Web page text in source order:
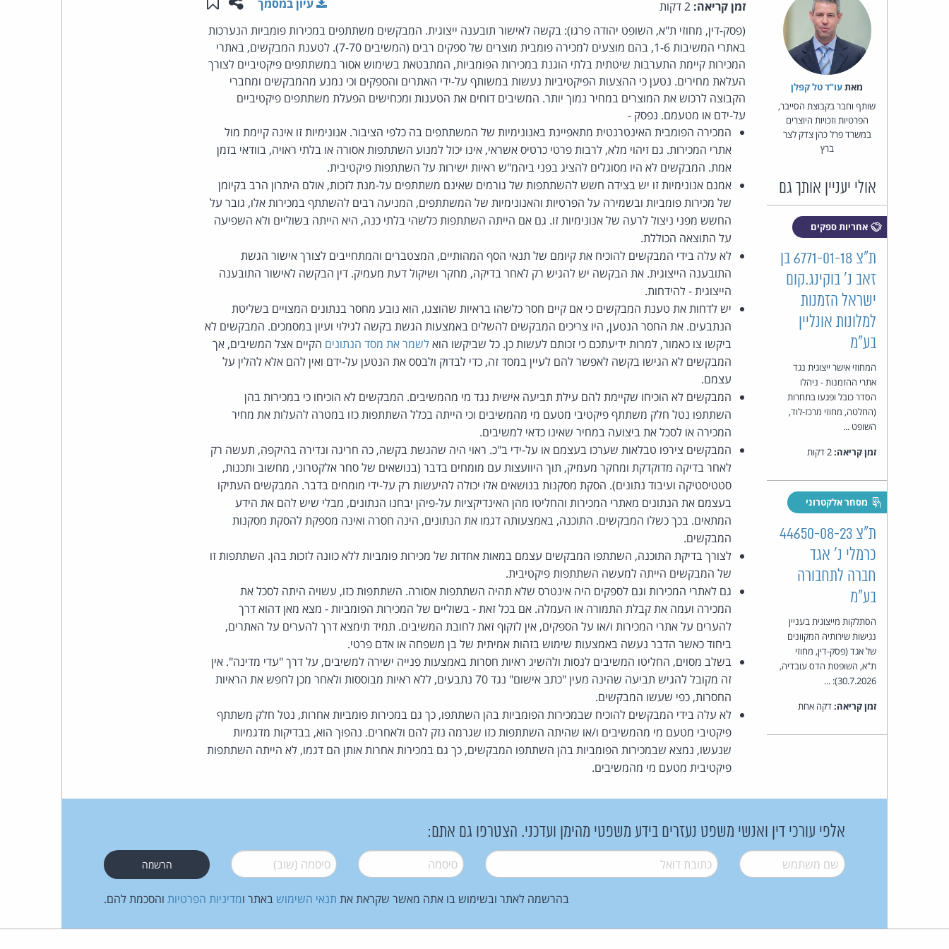
מאת‏עו"ד טל קפלן
שותף וחבר בקבוצת הסייבר,
הפרטיות וזכויות היוצרים
במשרד פרל כהן צדק לצר
ברץ
אולי יעניין אותך גם
אחריות ספקים
ת"צ 6771-01-18 בן
זאב נ' בוקינג.קום
ישראל הזמנות
למלונות אונליין
בע"מ
המחוזי אישר ייצוגית נגד
אתרי ההזמנות - ניהלו
הסדר כובל ופגעו בתחרות
(החלטה, מחוזי מרכז-לוד,
השופט ...
זמן קריאה:
מסחר אלקטרוני
ת"צ 44650-08-23
כרמלי נ' אגד
חברה לתחבורה
בע"מ
הסתלקות מייצוגית בעניין
נגישות שירותיה המקוונים
של אגד (פסק-דין, מחוזי
ת"א, השופטת הדס עובדיה,
30.7.2026): ...
זמן קריאה:דקה אחת
זמן קריאה:
עיון במסמך
(פסק-דין, מחוזי ת"א, השופט יהודה פרגו): בקשה לאישור תובענה ייצוגית. המבקשים משתתפים במכירות פומביות הנערכות
באתרי המשיבות 1-6, בהם מוצעים למכירה פומבית מוצרים של ספקים רבים (המשיבים 7-70). לטענת המבקשים, באתרי
המכירות קיימת התערבות שיטתית בלתי הוגנת במכירות הפומביות, המתבטאת בשימוש אסור במשתתפים פיקטיביים לצורך
העלאת מחירים. נטען כי ההצעות הפיקטיביות נעשות במשותף על-ידי האתרים והספקים וכי נמנע מהמבקשים ומחברי
הקבוצה לרכוש את המוצרים במחיר נמוך יותר. המשיבים דוחים את הטענות ומכחישים הפעלת משתתפים פיקטיביים
על-ידם או מטעמם. נפסק -
המכירה הפומבית האינטרנטית מתאפיינת באנונימיות של המשתתפים בה כלפי הציבור. אנונימיות זו אינה קיימת מול
אתרי המכירות. גם זיהוי מלא, לרבות פרטי כרטיס אשראי, אינו יכול למנוע השתתפות אסורה או בלתי ראויה, בוודאי בזמן
אמת. המבקשים לא היו מסוגלים להציג בפני ביהמ"ש ראיות ישירות על השתתפות פיקטיבית.
אמנם אנונימיות זו יש בצידה חשש להשתתפות של גורמים שאינם משתתפים על-מנת לזכות, אולם היתרון הרב בקיומן
של מכירות פומביות ובשמירה על הפרטיות והאנונימיות של המשתתפים, המניעה רבים להשתתף במכירות אלו, גובר על
החשש מפני ניצול לרעה של אנונימיות זו. גם אם הייתה השתתפות כלשהי בלתי כנה, היא הייתה בשוליים ולא השפיעה
על התוצאה הכוללת.
לא עלה בידי המבקשים להוכיח את קיומם של תנאי הסף המהותיים, המצטברים והמתחייבים לצורך אישור הגשת
התובענה הייצוגית. את הבקשה יש להגיש רק לאחר בדיקה, מחקר ושיקול דעת מעמיק. דין הבקשה לאישור התובענה
הייצוגית - להידחות.
יש לדחות את טענת המבקשים כי אם קיים חסר כלשהו בראיות שהוצגו, הוא נובע מחסר בנתונים המצויים בשליטת
הנתבעים. את החסר הנטען, היו צריכים המבקשים להשלים באמצעות הגשת בקשה לגילוי ועיון במסמכים. המבקשים לא
ביקשו צו כאמור, למרות ידיעתכם כי זכותם לעשות כן. כל שביקשו הואלשמר את מסד הנתונים הקיים אצל המשיבים, אך
המבקשים לא הגישו בקשה לאפשר להם לעיין במסד זה, כדי לבדוק ולבסס את הנטען על-ידם ואין להם אלא להלין על
עצמם.
המבקשים לא הוכיחו שקיימת להם עילת תביעה אישית נגד מי מהמשיבים. המבקשים לא הוכיחו כי במכירות בהן
השתתפו נטל חלק משתתף פיקטיבי מטעם מי מהמשיבים וכי הייתה בכלל השתתפות כזו במטרה להעלות את מחיר
המכירה או לסכל את ביצועה במחיר שאינו כדאי למשיבים.
המבקשים צירפו טבלאות שערכו בעצמם או על-ידי ב"כ. ראוי היה שהגשת בקשה, כה חריגה ונדירה בהיקפה, תעשה רק
לאחר בדיקה מדוקדקת ומחקר מעמיק, תוך היוועצות עם מומחים בדבר (בנושאים של סחר אלקטרוני, מחשוב ותכנות,
סטטיסטיקה ועיבוד נתונים). הסקת מסקנות בנושאים אלו יכולה להיעשות רק על-ידי מומחים בדבר. המבקשים העתיקו
בעצמם את הנתונים מאתרי המכירות והחליטו מהן האינדיקציות על-פיהן יבחנו הנתונים, מבלי שיש להם את הידע
המתאים. בכך כשלו המבקשים. התוכנה, באמצעותה דגמו את הנתונים, הינה חסרה ואינה מספקת להסקת מסקנות
המבקשים.
לצורך בדיקת התוכנה, השתתפו המבקשים עצמם במאות אחדות של מכירות פומביות ללא כוונה לזכות בהן. השתתפות זו
של המבקשים הייתה למעשה השתתפות פיקטיבית.
גם לאתרי המכירות וגם לספקים היה אינטרס שלא תהיה השתתפות אסורה. השתתפות כזו, עשויה היתה לסכל את
המכירה ועמה את קבלת התמורה או העמלה. אם בכל זאת - בשוליים של המכירות הפומביות - מצא מאן דהוא דרך
להערים על אתרי המכירות ו/או על הספקים, אין לזקוף זאת לחובת המשיבים. תמיד תימצא דרך להערים על האתרים,
ביחוד כאשר הדבר נעשה באמצעות שימוש בזהות אמיתית של בן משפחה או אדם פרטי.
בשלב מסוים, החליטו המשיבים לנסות ולהשיג ראיות חסרות באמצעות פנייה ישירה למשיבים, על דרך "עדי מדינה". אין
זה מקובל להגיש תביעה שהינה מעין "כתב אישום" נגד 70 נתבעים, ללא ראיות מבוססות ולאחר מכן לחפש את הראיות
החסרות, כפי שעשו המבקשים.
לא עלה בידי המבקשים להוכיח שבמכירות הפומביות בהן השתתפו, כך גם במכירות פומביות אחרות, נטל חלק משתתף
פיקטיבי מטעם מי מהמשיבים ו/או שהיתה השתתפות כזו שגרמה נזק להם ולאחרים. נהפוך הוא, בבדיקות מדגמיות
שנעשו, נמצא שבמכירות הפומביות בהן השתתפו המבקשים, כך גם במכירות אחרות אותן הם דגמו, לא הייתה השתתפות
פיקטיבית מטעם מי מהמשיבים.
אלפי עורכי דין ואנשי משפט נעזרים בידע משפטי מהימן ועדכני. הצטרפו גם אתם:
שם משתמש* דואל* סיסמה* סיסמה (שוב)*
בהרשמה לאתר ובשימוש בו אתה מאשר שקראת את תנאי השימוש באתר ומדיניות הפרטיות והסכמת להם.